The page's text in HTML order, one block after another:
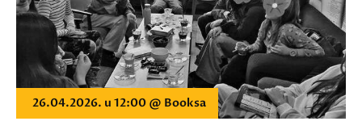
26.04.2026. u 12:00 @ Booksa